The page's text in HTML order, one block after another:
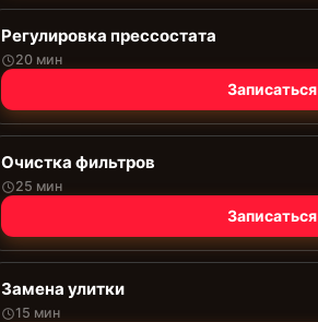
Регулировка прессостата
20 мин
Записаться
Очистка фильтров
25 мин
Записаться
Замена улитки
15 мин